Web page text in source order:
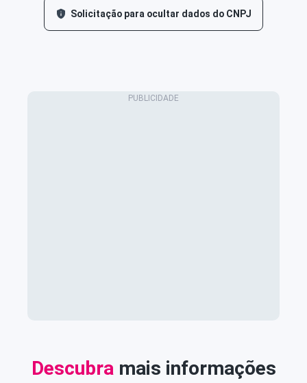
Solicitação para ocultar dados do CNPJ
Descubra mais informações